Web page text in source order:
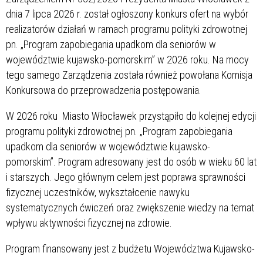
dnia 7 lipca 2026 r. został ogłoszony konkurs ofert na wybór
realizatorów działań w ramach programu polityki zdrowotnej
pn. „Program zapobiegania upadkom dla seniorów w
województwie kujawsko-pomorskim” w 2026 roku. Na mocy
tego samego Zarządzenia została również powołana Komisja
Konkursowa do przeprowadzenia postępowania.
W 2026 roku Miasto Włocławek przystąpiło do kolejnej edycji
programu polityki zdrowotnej pn. „Program zapobiegania
upadkom dla seniorów w województwie kujawsko-
pomorskim”. Program adresowany jest do osób w wieku 60 lat
i starszych. Jego głównym celem jest poprawa sprawności
fizycznej uczestników, wykształcenie nawyku
systematycznych ćwiczeń oraz zwiększenie wiedzy na temat
wpływu aktywności fizycznej na zdrowie.
Program finansowany jest z budżetu Województwa Kujawsko-